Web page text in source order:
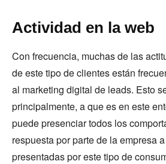
Actividad en la web
Con frecuencia, muchas de las
de este tipo de clientes están
al marketing digital de leads. Esto
principalmente, a que es en este
puede presenciar todos los
respuesta por parte de la empresa
presentadas por este tipo de